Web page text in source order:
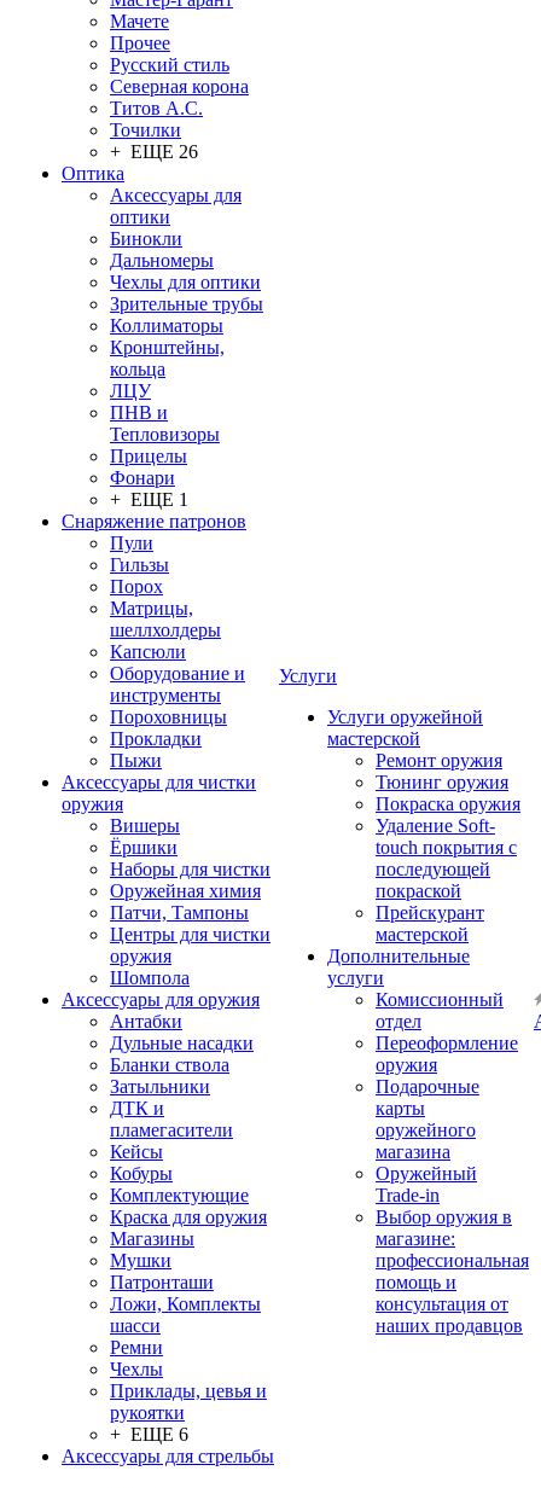
Мачете
Прочее
Русский стиль
Северная корона
Титов А.С.
Точилки
+ ЕЩЕ 26
Оптика
Аксессуары для
оптики
Бинокли
Дальномеры
Чехлы для оптики
Зрительные трубы
Коллиматоры
Кронштейны,
кольца
ЛЦУ
ПНВ и
Тепловизоры
Прицелы
Фонари
+ ЕЩЕ 1
Снаряжение патронов
Пули
Гильзы
Порох
Матрицы,
шеллхолдеры
Капсюли
Оборудование и
инструменты
Пороховницы
Прокладки
Пыжи
Аксессуары для чистки
оружия
Вишеры
Ёршики
Наборы для чистки
Оружейная химия
Патчи, Тампоны
Центры для чистки
оружия
Шомпола
Аксессуары для оружия
Антабки
Дульные насадки
Бланки ствола
Затыльники
ДТК и
пламегасители
Кейсы
Кобуры
Комплектующие
Краска для оружия
Магазины
Мушки
Патронташи
Ложи, Комплекты
шасси
Ремни
Чехлы
Приклады, цевья и
рукоятки
+ ЕЩЕ 6
Аксессуары для стрельбы
Услуги
Услуги оружейной
мастерской
Ремонт оружия
Тюнинг оружия
Покраска оружия
Удаление Soft-
touch покрытия с
последующей
покраской
Прейскурант
мастерской
Дополнительные
услуги
Комиссионный
отдел
Переоформление
оружия
Подарочные
карты
оружейного
магазина
Оружейный
Trade-in
Выбор оружия в
магазине:
профессиональная
помощь и
консультация от
наших продавцов